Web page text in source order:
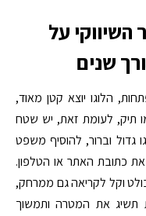
על
שנים
הלוגו יוצא קטן מאוד,
תיק, לעומת זאת, יש שטח
גדול וברור, להוסיף משפט
כתובת האתר או הטלפון.
וקל לקריאה גם ממרחק,
את המטרה ותמשוך